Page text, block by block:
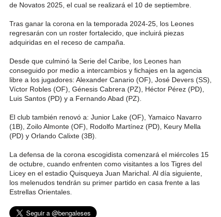
de Novatos 2025, el cual se realizará el 10 de septiembre.
Tras ganar la corona en la temporada 2024-25, los Leones
regresarán con un roster fortalecido, que incluirá piezas
adquiridas en el receso de campaña.
Desde que culminó la Serie del Caribe, los Leones han
conseguido por medio a intercambios y fichajes en la agencia
libre a los jugadores: Alexander Canario (OF), José Devers (SS),
Víctor Robles (OF), Génesis Cabrera (PZ), Héctor Pérez (PD),
Luis Santos (PD) y a Fernando Abad (PZ).
El club también renovó a: Junior Lake (OF), Yamaico Navarro
(1B), Zoilo Almonte (OF), Rodolfo Martínez (PD), Keury Mella
(PD) y Orlando Calixte (3B).
La defensa de la corona escogidista comenzará el miércoles 15
de octubre, cuando enfrenten como visitantes a los Tigres del
Licey en el estadio Quisqueya Juan Marichal. Al día siguiente,
los melenudos tendrán su primer partido en casa frente a las
Estrellas Orientales.